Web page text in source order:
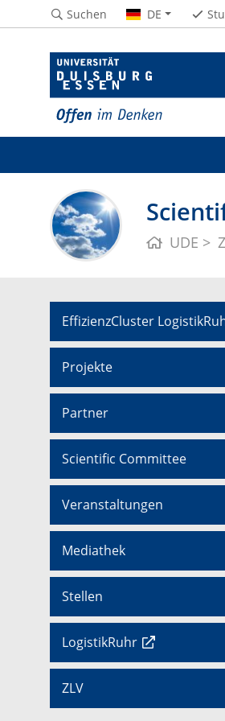
Suchen DE
UDE
EffizienzCluster
Projekte
Partner
Scientific Committee
Veranstaltungen
Mediathek
Stellen
LogistikRuhr
ZLV